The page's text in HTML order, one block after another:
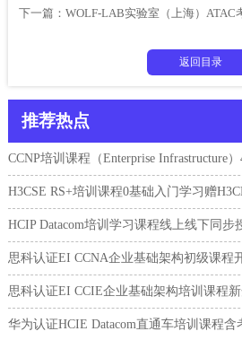
下一篇： WOLF-LAB实验室（上海）ATAC考试中心
返回目录
推荐热点
CCNP培训课程（Enterprise Infrastructure
H3CSE RS+培训课程0基础入门学习赠
HCIP Datacom培训学习课程线上线下同步
思科认证EI CCNA企业基础架构初级课程
思科认证EI CCIE企业基础架构培训课程
华为认证HCIE Datacom直通车培训课程含